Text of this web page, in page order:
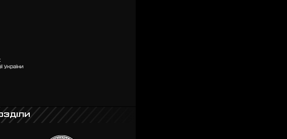
України